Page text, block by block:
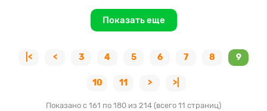
Показать еще
|< < 3 4 5 6 7 8 9
10 11 > >|
Показано с 161 по 180 из 214 (всего 11 страниц)